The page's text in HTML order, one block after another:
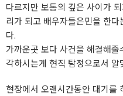
다르지만 보통의 깊은 사이가
리가 되고 배우자들은민을 한
다.
가까운곳 보다 사건을 해결해
각하시는게 현직 탐정으로서
현장에서 오랜시간동안 대기를